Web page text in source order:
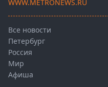
WWW.METRONEWS.RU
Все новости
Петербург
Россия
Мир
Афиша